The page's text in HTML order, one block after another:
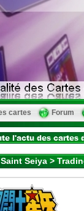
cartes Forum
Seiya >